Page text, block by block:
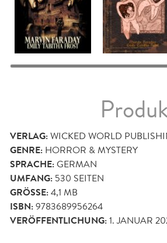
VERLAG:WICKED WORLD
GENRE: HORROR & MYSTERY
SPRACHE:GERMAN
UMFANG: 530 SEITEN
GRÖSSE: 4,1 MB
ISBN:9783689956264
VERÖFFENTLICHUNG:1. JANUAR